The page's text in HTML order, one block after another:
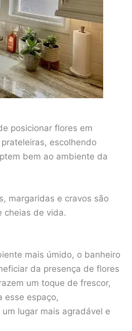
posicionar flores em
escolhendo
bem ao ambiente da
margaridas e cravos são
cheias de vida.
mais úmido, o banheiro
da presença de flores
um toque de frescor,
esse espaço,
lugar mais agradável e